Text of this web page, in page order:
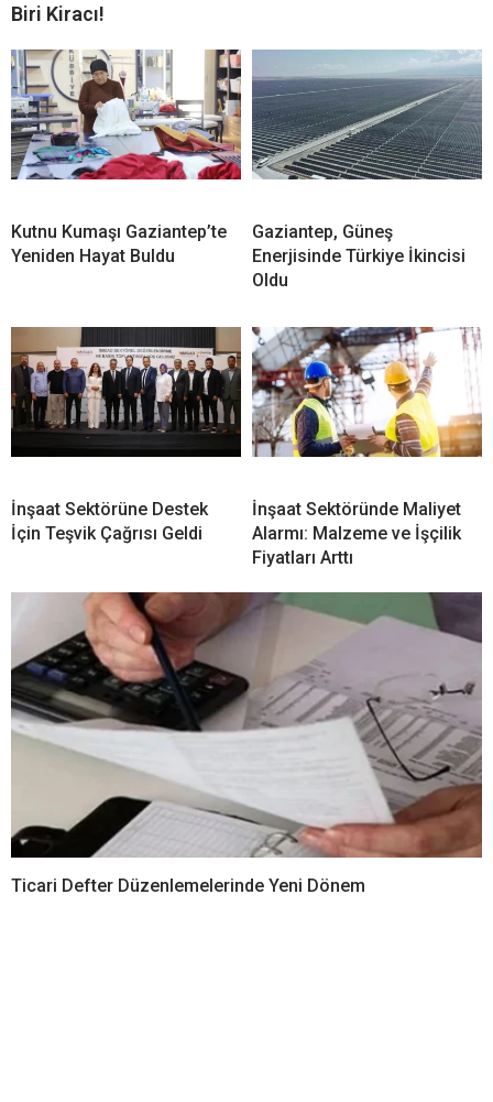
Biri Kiracı!
Kutnu Kumaşı Gaziantep’te
Yeniden Hayat Buldu
Gaziantep, Güneş
Enerjisinde Türkiye İkincisi
Oldu
İnşaat Sektörüne Destek
İçin Teşvik Çağrısı Geldi
İnşaat Sektöründe Maliyet
Alarmı: Malzeme ve İşçilik
Fiyatları Arttı
Ticari Defter Düzenlemelerinde Yeni Dönem